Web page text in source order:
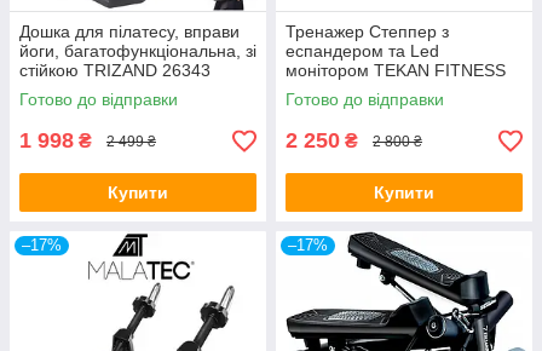
Дошка для пілатесу, вправи
йоги, багатофункціональна, зі
стійкою TRIZAND 26343
Готово до відправки
1 998 ₴ 2 499 ₴
Купити
Тренажер Степпер з
еспандером та Led
монітором TEKAN FITNESS
PRO
Готово до відправки
2 250 ₴ 2 800 ₴
Купити
–17% –17%